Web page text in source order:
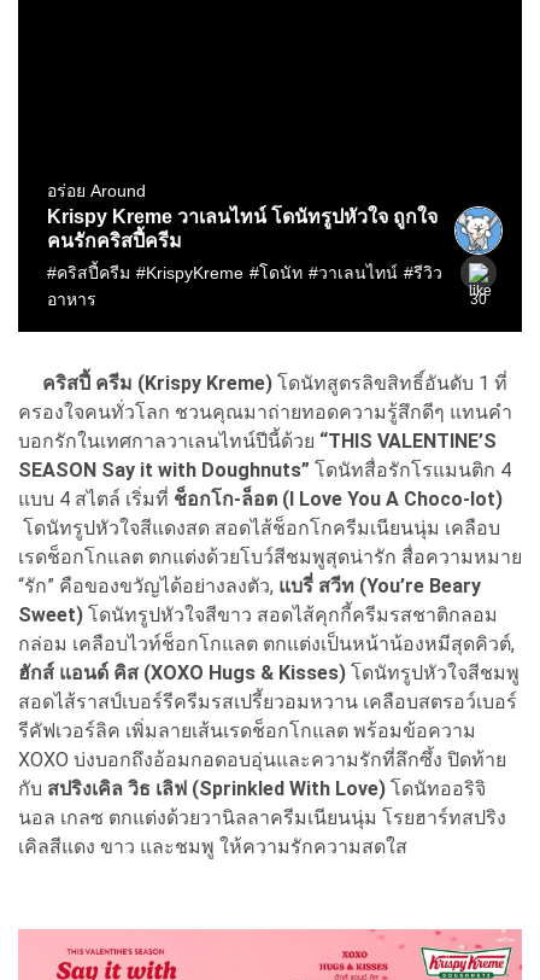
คริสปี้ ครีม (Krispy Kreme) โดนัทสูตรลิขสิทธิ์อันดับ 1 ที่
ครองใจคนทั่วโลก ชวนคุณมาถ่ายทอดความรู้สึกดีๆ แทนคำ
บอกรักในเทศกาลวาเลนไทน์ปีนี้ด้วย “THIS VALENTINE’S
SEASON Say it with Doughnuts” โดนัทสื่อรักโรแมนติก 4
แบบ 4 สไตล์ เริ่มที่ ช็อกโก-ล็อต (I Love You A Choco-lot)
โดนัทรูปหัวใจสีแดงสด สอดไส้ช็อกโกครีมเนียนนุ่ม เคลือบ
เรดช็อกโกแลต ตกแต่งด้วยโบว์สีชมพูสุดน่ารัก สื่อความหมาย
“รัก” คือของขวัญได้อย่างลงตัว, แบรี่ สวีท (You’re Beary
Sweet) โดนัทรูปหัวใจสีขาว สอดไส้คุกกี้ครีมรสชาติกลอม
กล่อม เคลือบไวท์ช็อกโกแลต ตกแต่งเป็นหน้าน้องหมีสุดคิวต์,
ฮักส์ แอนด์ คิส (XOXO Hugs & Kisses) โดนัทรูปหัวใจสีชมพู
สอดไส้ราสป์เบอร์รีครีมรสเปรี้ยวอมหวาน เคลือบสตรอว์เบอร์
รีคัฟเวอร์ลิค เพิ่มลายเส้นเรดช็อกโกแลต พร้อมข้อความ
XOXO บ่งบอกถึงอ้อมกอดอบอุ่นและความรักที่ลึกซึ้ง ปิดท้าย
กับ สปริงเคิล วิธ เลิฟ (Sprinkled With Love) โดนัทออริจิ
นอล เกลซ ตกแต่งด้วยวานิลลาครีมเนียนนุ่ม โรยฮาร์ทสปริง
เคิลสีแดง ขาว และชมพู ให้ความรักความสดใส